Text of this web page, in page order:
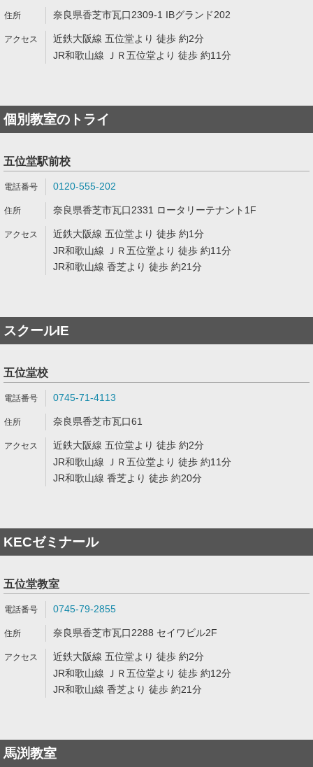
奈良県香芝市瓦口2309-1 IBグランド202
近鉄大阪線 五位堂より 徒歩 約2分
JR和歌山線 ＪＲ五位堂より 徒歩 約11分
個別教室のトライ
五位堂駅前校
0120-555-202
奈良県香芝市瓦口2331 ロータリーテナント1F
近鉄大阪線 五位堂より 徒歩 約1分
JR和歌山線 ＪＲ五位堂より 徒歩 約11分
JR和歌山線 香芝より 徒歩 約21分
スクールIE
五位堂校
0745-71-4113
奈良県香芝市瓦口61
近鉄大阪線 五位堂より 徒歩 約2分
JR和歌山線 ＪＲ五位堂より 徒歩 約11分
JR和歌山線 香芝より 徒歩 約20分
KECゼミナール
五位堂教室
0745-79-2855
奈良県香芝市瓦口2288 セイワビル2F
近鉄大阪線 五位堂より 徒歩 約2分
JR和歌山線 ＪＲ五位堂より 徒歩 約12分
JR和歌山線 香芝より 徒歩 約21分
馬渕教室